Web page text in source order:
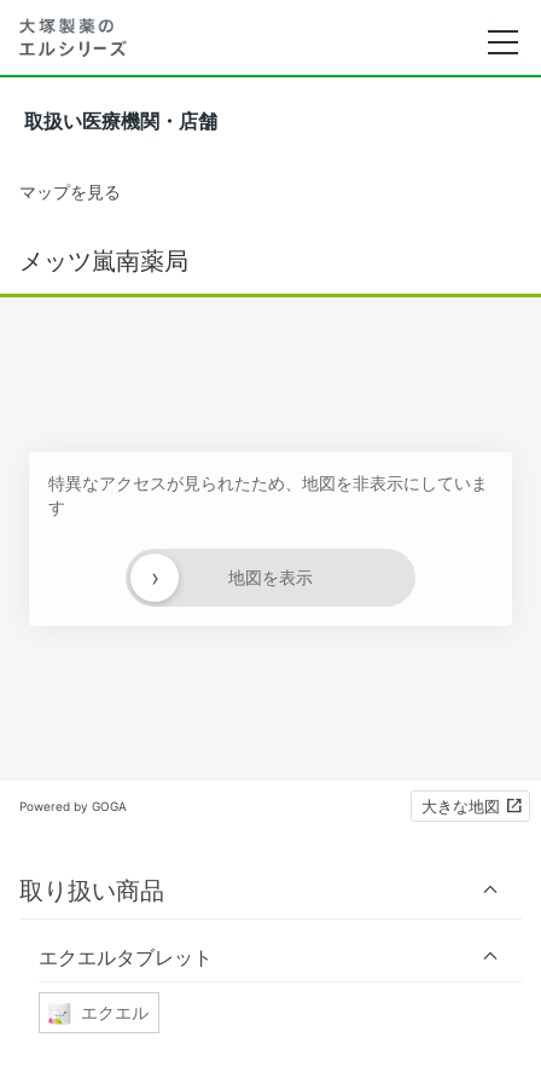
取扱い医療機関・店舗
マップを見る
メッツ嵐南薬局
特異なアクセスが見られたため、地図を非表示にしていま
す
地図を表示
›
Powered by GOGA 大きな地図
取り扱い商品
エクエルタブレット
エクエル